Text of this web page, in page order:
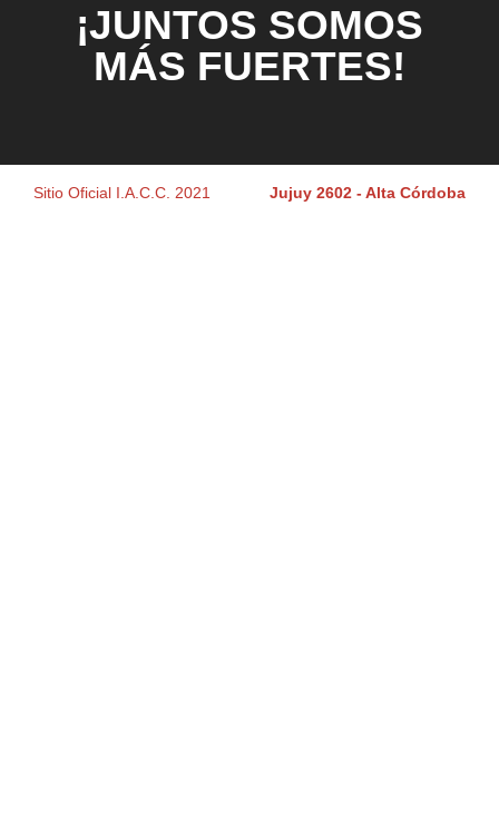
¡JUNTOS SOMOS
MÁS FUERTES!
Sitio Oficial I.A.C.C. 2021 Jujuy 2602 - Alta Córdoba